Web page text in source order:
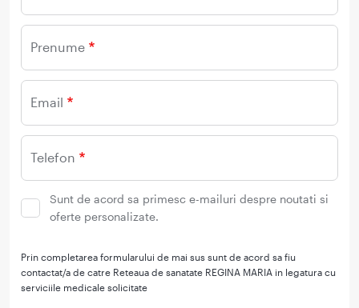
Prenume
Email
Telefon
Sunt de acord sa primesc e-mailuri despre noutati si
oferte personalizate.
Prin completarea formularului de mai sus sunt de acord sa fiu
contactat/a de catre Reteaua de sanatate REGINA MARIA in legatura cu
serviciile medicale solicitate